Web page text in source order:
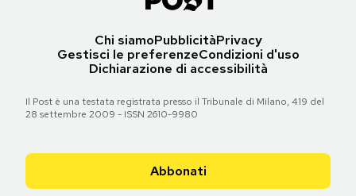
Chi siamoPubblicitàPrivacy
Gestisci le preferenzeCondizioni d'uso
Dichiarazione di accessibilità
Il Post è una testata registrata presso il Tribunale di Milano, 419 del
28 settembre 2009 - ISSN 2610-9980
Abbonati